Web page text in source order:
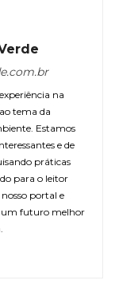
na
tema da
Estamos
e de
práticas
para o leitor
portal e
futuro melhor